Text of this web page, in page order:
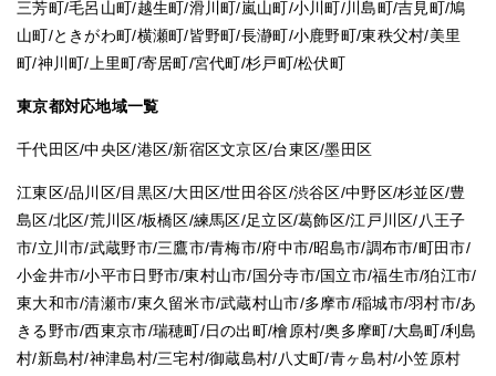
三芳町/毛呂山町/越生町/滑川町/嵐山町/小川町/川島町/吉見町/鳩
山町/ときがわ町/横瀬町/皆野町/長瀞町/小鹿野町/東秩父村/美里
町/神川町/上里町/寄居町/宮代町/杉戸町/松伏町
東京都対応地域一覧
千代田区/中央区/港区/新宿区文京区/台東区/墨田区
江東区/品川区/目黒区/大田区/世田谷区/渋谷区/中野区/杉並区/豊
島区/北区/荒川区/板橋区/練馬区/足立区/葛飾区/江戸川区/八王子
市/立川市/武蔵野市/三鷹市/青梅市/府中市/昭島市/調布市/町田市/
小金井市/小平市日野市/東村山市/国分寺市/国立市/福生市/狛江市/
東大和市/清瀬市/東久留米市/武蔵村山市/多摩市/稲城市/羽村市/あ
きる野市/西東京市/瑞穂町/日の出町/檜原村/奥多摩町/大島町/利島
村/新島村/神津島村/三宅村/御蔵島村/八丈町/青ヶ島村/小笠原村